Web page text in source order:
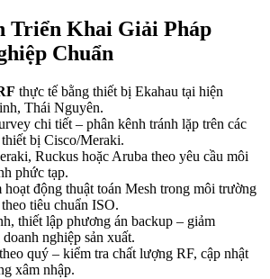
Triển Khai Giải Pháp
Chuẩn
thực tế bằng thiết bị Ekahau tại hiện
Thái Nguyên.
chi tiết – phân kênh tránh lặp trên các
bị Cisco/Meraki.
Ruckus hoặc Aruba theo yêu cầu môi
phức tạp.
hoạt động thuật toán Mesh trong môi trường
tiêu chuẩn ISO.
thiết lập phương án backup – giảm
nghiệp sản xuất.
quý – kiểm tra chất lượng RF, cập nhật
xâm nhập.